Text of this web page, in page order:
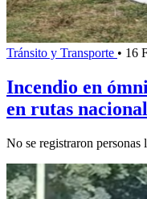
Tránsito y Transporte • 16
Incendio en
en rutas
No se registraron personas